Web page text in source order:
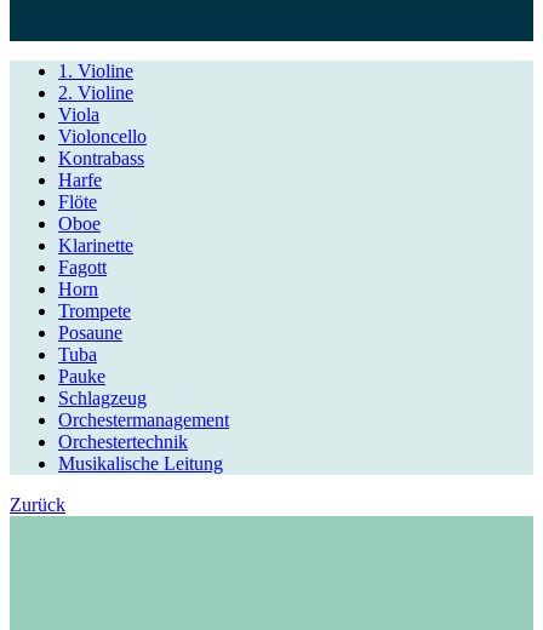
1. Violine
2. Violine
Viola
Violoncello
Kontrabass
Harfe
Flöte
Oboe
Klarinette
Fagott
Horn
Trompete
Posaune
Tuba
Pauke
Schlagzeug
Orchestermanagement
Orchestertechnik
Musikalische Leitung
Zurück